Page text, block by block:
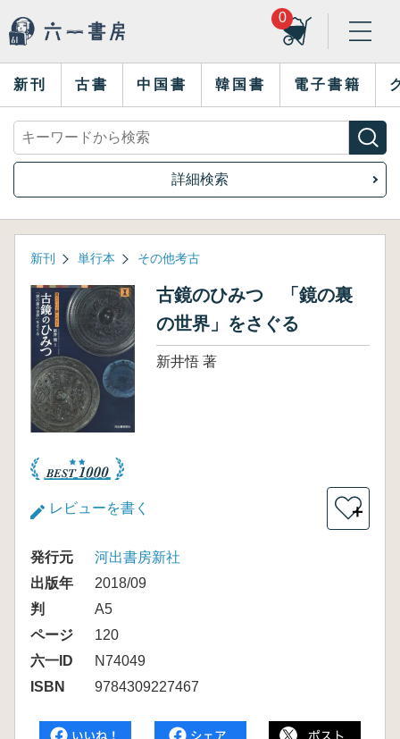
0
新刊 古書 中国書 韓国書 電子書籍
詳細検索
新刊 単行本 その他考古
古鏡のひみつ 「鏡の裏
の世界」をさぐる
新井悟 著
レビューを書く ＋
発行元
河出書房新社
出版年
2018/09
判
A5
ページ
120
六一ID
N74049
ISBN
9784309227467